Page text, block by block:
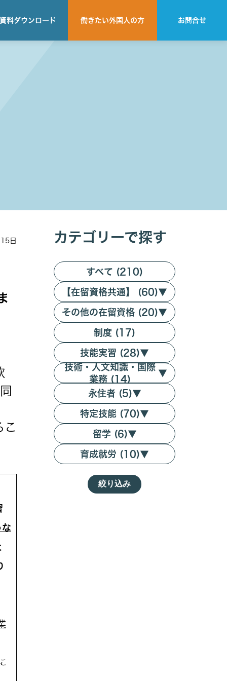
料ダウンロード 働きたい外国人の方 お問合せ
日
こ
な
カテゴリーで探す
すべて (210)
【在留資格共通】 (60)▼
その他の在留資格 (20)▼
制度 (17)
技能実習 (28)▼
技術・人文知識・国際
業務 (14)
▼
永住者 (5)▼
特定技能 (70)▼
留学 (6)▼
育成就労 (10)▼
絞り込み